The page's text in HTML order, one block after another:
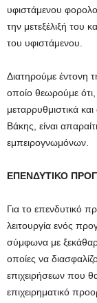
υφιστάμενου
την μετεξέλιξή του
του υφιστάμενου.
Διατηρούμε έντονη
οποίο θεωρούμε ότι,
μεταρρυθμιστικά
Βάκης, είναι
εμπειρογνωμόνων.
ΕΠΕΝΔΥΤΙΚΟ
Για το επενδυτικό
λειτουργία ενός
σύμφωνα με
οποίες να
επιχειρήσεων που
επιχειρηματικό